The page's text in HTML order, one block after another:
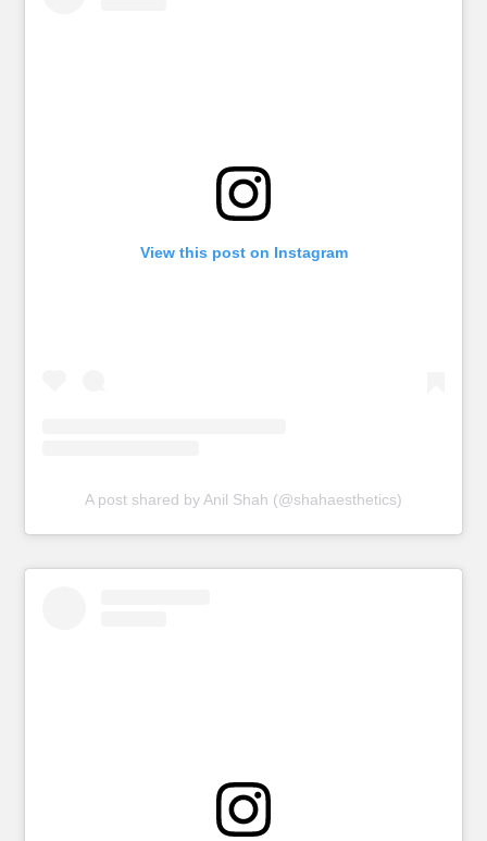
View this post on Instagram
A post shared by Anil Shah (@shahaesthetics)